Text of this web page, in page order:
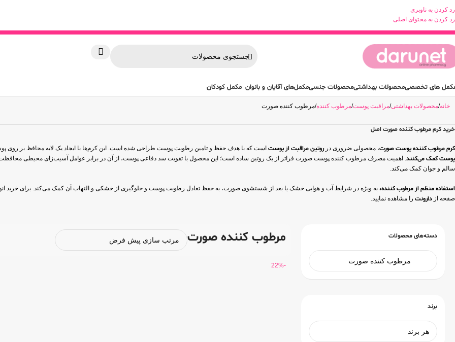
رد کردن به ناوبری
رد کردن به محتوای اصلی
های تخصصیمحصولات بهداشتیمحصولات جنسیمکمل‌های آقایان و بانوان مکمل کودکان
خانه محصولات بهداشتی مراقبت پوست مرطوب کننده مرطوب کننده صورت
خرید کرم مرطوب کننده صورت اصل
کرم مرطوب کننده پوست صورت، محصولی ضروری در روتین مراقبت از پوست است که با هدف حفظ و تامین رطوبت پوست طراحی شده است. این کرم‌ها با ایجاد یک لایه محافظ بر روی
پوست کمک می‌کنند. اهمیت مصرف مرطوب کننده پوست صورت فراتر از یک روتین ساده است؛ این محصول با تقویت سد دفاعی پوست، از آن در برابر عوامل آسیب‌زای محیطی محافظت
سالم و جوان کمک می‌کند.
استفاده منظم از مرطوب کننده، به ویژه در شرایط آب و هوایی خشک یا بعد از شستشوی صورت، به حفظ تعادل رطوبت پوست و جلوگیری از خشکی و التهاب آن کمک می‌کند. برای خرید
صفحه از دارونت را مشاهده نمایید.
دسته‌های محصولات
برند
مرطوب کننده صورت
-22%